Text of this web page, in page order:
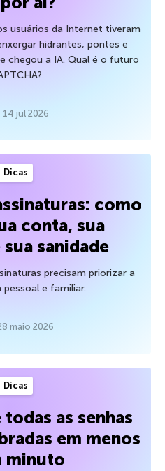
usuários da Internet tiveram
hidrantes, pontes e
chegou a IA. Qual é o futuro
14 jul 2026
Dicas
como
conta, sua
sanidade
precisam priorizar a
pessoal e familiar.
maio 2026
Dicas
as senhas
em menos
minuto